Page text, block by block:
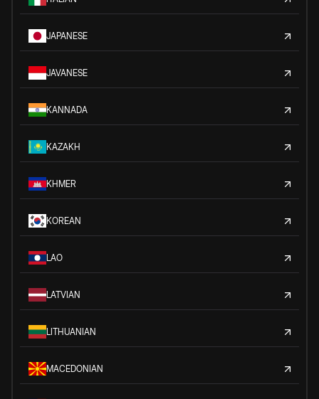
JAPANESE
JAVANESE
KANNADA
KAZAKH
KHMER
KOREAN
LAO
LATVIAN
LITHUANIAN
MACEDONIAN